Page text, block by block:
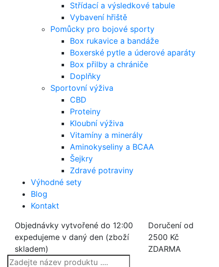
Střídací a výsledkové tabule
Vybavení hřiště
Pomůcky pro bojové sporty
Box rukavice a bandáže
Boxerské pytle a úderové aparáty
Box přilby a chrániče
Doplňky
Sportovní výživa
CBD
Proteiny
Kloubní výživa
Vitamíny a minerály
Aminokyseliny a BCAA
Šejkry
Zdravé potraviny
Výhodné sety
Blog
Kontakt
Objednávky vytvořené do 12:00
expedujeme v daný den (zboží
skladem)
Doručení od
2500 Kč
ZDARMA
Products